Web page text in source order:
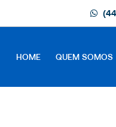
HOME QUEM SOMOS